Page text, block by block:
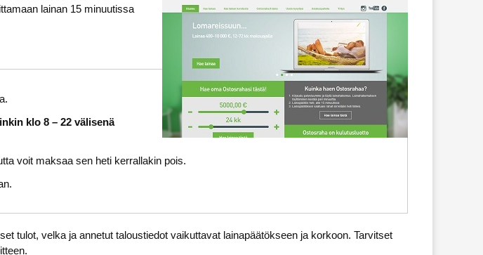
lainan 15 minuutissa
klo 8 – 22 välisenä
voit maksaa sen heti kerrallakin pois.
tulot, velka ja annetut taloustiedot vaikuttavat lainapäätökseen ja korkoon. Tarvitset